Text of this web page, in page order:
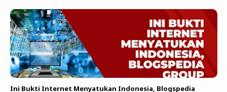
Ini Bukti Internet Menyatukan Indonesia, Blogspedia